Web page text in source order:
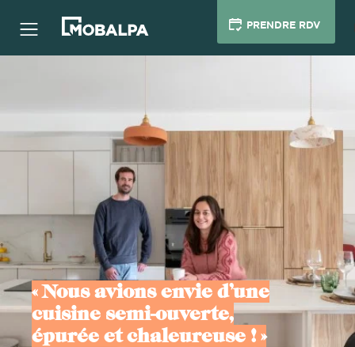
PRENDRE RDV
« Nous avions envie d’une
cuisine semi-ouverte,
épurée et chaleureuse ! »